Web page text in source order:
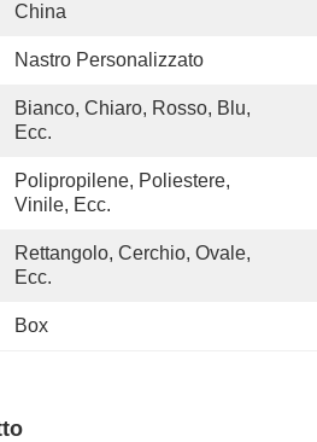
China
Nastro Personalizzato
Bianco, Chiaro, Rosso, Blu,
Ecc.
Polipropilene, Poliestere,
Vinile, Ecc.
Rettangolo, Cerchio, Ovale,
Ecc.
Box